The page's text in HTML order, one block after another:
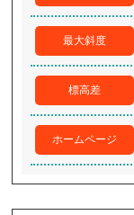
最大斜度
標高差
ホームページ